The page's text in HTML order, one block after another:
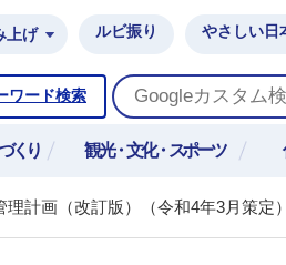
上げ ルビ振り やさしい日
ワード検索
くり 観光・文化・スポーツ
計画（改訂版）（令和4年3月策定）